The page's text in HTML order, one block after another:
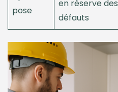
pose
en réserve des
défauts